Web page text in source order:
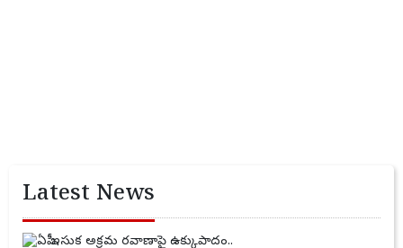
Latest News